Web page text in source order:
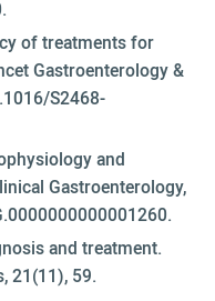
of treatments for
Gastroenterology &
S2468-
and
Gastroenterology,
and treatment.
21(11), 59.